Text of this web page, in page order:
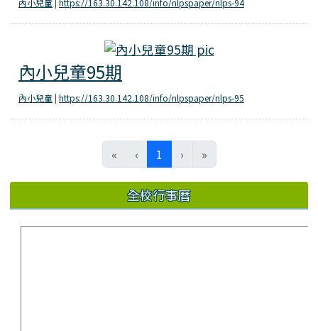
內小兒童| https://163.30.142.108/info/nlpspaper/nlps-94
內小兒童95期
內小兒童95期
內小兒童| https://163.30.142.108/info/nlpspaper/nlps-95
« ‹ 1 (current)
› »
全校行事曆